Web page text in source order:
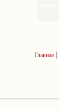
Главная |